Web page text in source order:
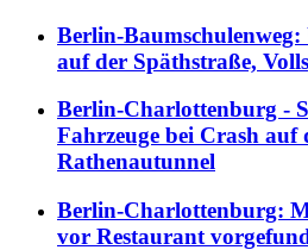
Berlin-
auf der Späthstraße,
Berlin-Charlottenburg -
Fahrzeuge bei Crash auf
Rathenautunnel
Berlin-Charlottenburg:
vor Restaurant